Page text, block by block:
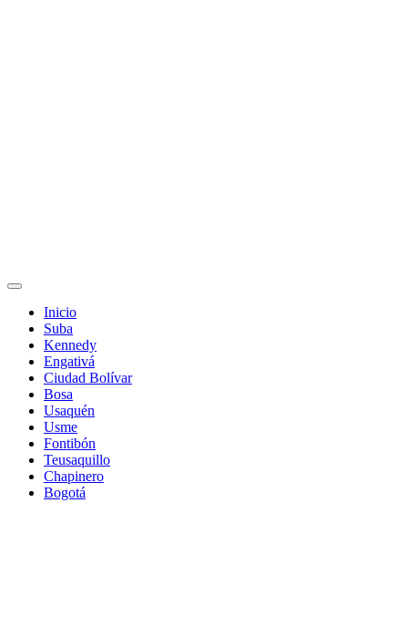
Inicio
Suba
Kennedy
Engativá
Ciudad Bolívar
Bosa
Usaquén
Usme
Fontibón
Teusaquillo
Chapinero
Bogotá